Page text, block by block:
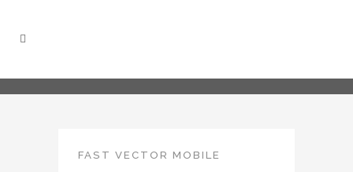
FAST VECTOR MOBILE